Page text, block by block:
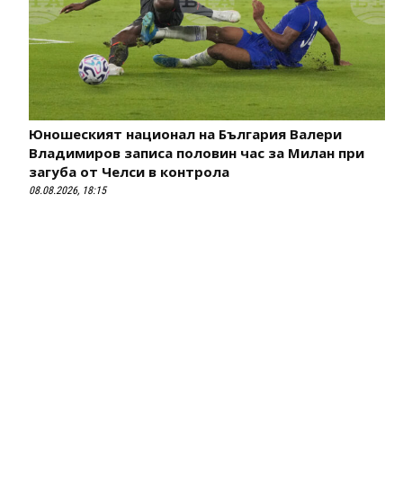
Юношеският национал на България Валери
Владимиров записа половин час за Милан при
загуба от Челси в контрола
08.08.2026, 18:15